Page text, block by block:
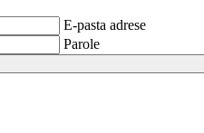
E-pasta adrese
Parole